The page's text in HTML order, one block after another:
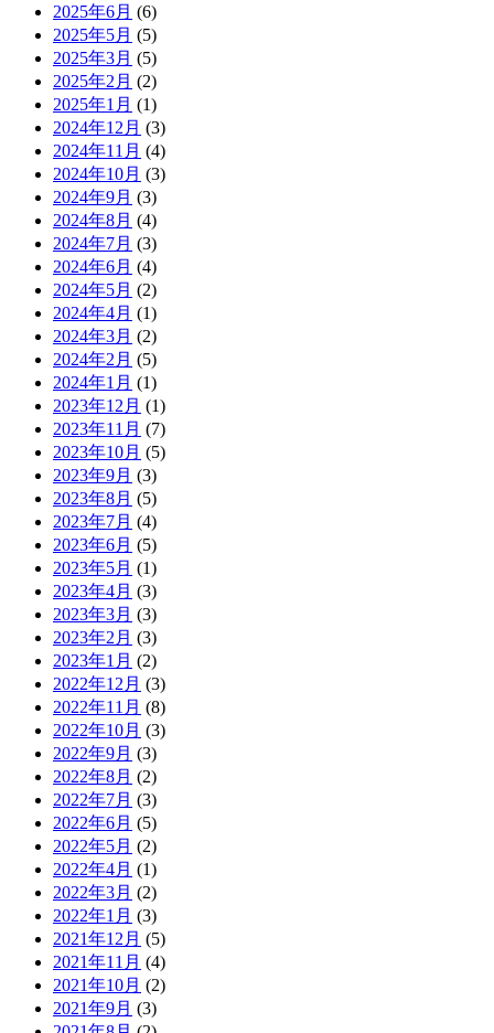
2025年6月 (6)
2025年5月 (5)
2025年3月 (5)
2025年2月 (2)
2025年1月 (1)
2024年12月 (3)
2024年11月 (4)
2024年10月 (3)
2024年9月 (3)
2024年8月 (4)
2024年7月 (3)
2024年6月 (4)
2024年5月 (2)
2024年4月 (1)
2024年3月 (2)
2024年2月 (5)
2024年1月 (1)
2023年12月 (1)
2023年11月 (7)
2023年10月 (5)
2023年9月 (3)
2023年8月 (5)
2023年7月 (4)
2023年6月 (5)
2023年5月 (1)
2023年4月 (3)
2023年3月 (3)
2023年2月 (3)
2023年1月 (2)
2022年12月 (3)
2022年11月 (8)
2022年10月 (3)
2022年9月 (3)
2022年8月 (2)
2022年7月 (3)
2022年6月 (5)
2022年5月 (2)
2022年4月 (1)
2022年3月 (2)
2022年1月 (3)
2021年12月 (5)
2021年11月 (4)
2021年10月 (2)
2021年9月 (3)